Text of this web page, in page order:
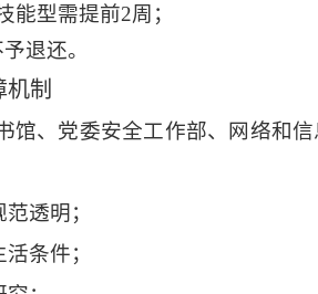
能型需提前2周；
退还。
制
、党委安全工作部、网络和
透明；
条件；